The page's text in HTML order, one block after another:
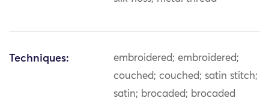
Techniques:
embroidered; embroidered;
couched; couched; satin stitch;
satin; brocaded; brocaded